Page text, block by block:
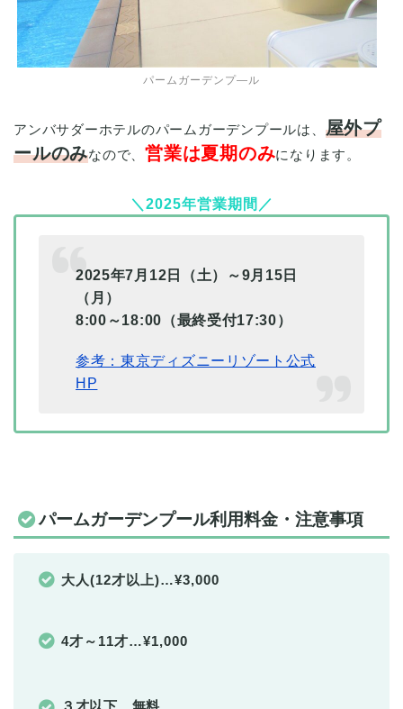
パームガーデンプ―ル
アンバサダーホテルのパームガーデンプールは、 屋外プ
ールのみなので、営業は夏期のみになります。
＼2025年営業期間／
2025年7月12日（土）～9月15日
（月）
8:00～18:00（最終受付17:30）
参考：東京ディズニーリゾート公式
HP
パームガーデンプール利用料金・注意事項
大人(12才以上)…¥3,000
4才～11才…¥1,000